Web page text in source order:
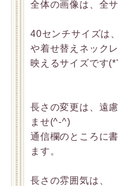
全体の画像は、全
40センチサイズは
や着せ替えネックレ
映えるサイズです
長さの変更は、遠
ませ(^-^)
通信欄のところに
ます。
長さの雰囲気は、